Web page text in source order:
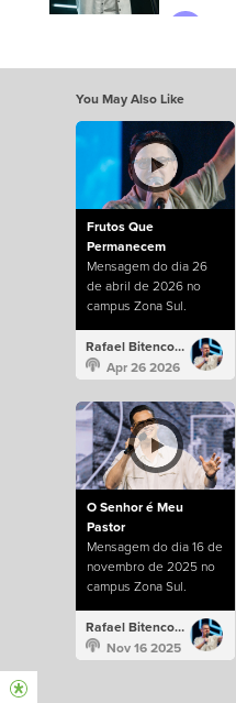
You May Also Like
Frutos Que
Permanecem
Mensagem do dia 26
de abril de 2026 no
campus Zona Sul.
Rafael Bitencourt
Apr 26 2026
O Senhor é Meu
Pastor
Mensagem do dia 16 de
novembro de 2025 no
campus Zona Sul.
Rafael Bitencourt
Nov 16 2025